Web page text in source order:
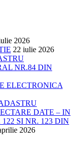
2026
22 iulie 2026
NR.84 DIN
ELECTRONICA
DATE – IN
SI NR. 123 DIN
2026